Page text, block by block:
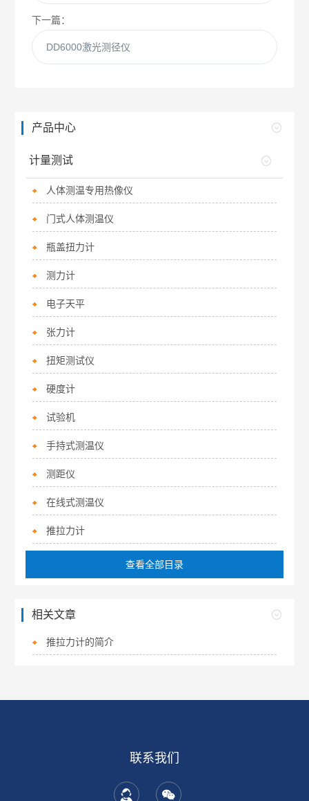
下一篇：
DD6000激光测径仪
产品中心
计量测试
人体测温专用热像仪
门式人体测温仪
瓶盖扭力计
测力计
电子天平
张力计
扭矩测试仪
硬度计
试验机
手持式测温仪
测距仪
在线式测温仪
推拉力计
查看全部目录
相关文章
推拉力计的简介
联系我们